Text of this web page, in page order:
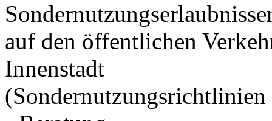
auf den öffentlichen
Innenstadt
(Sondernutzungsrichtlinien